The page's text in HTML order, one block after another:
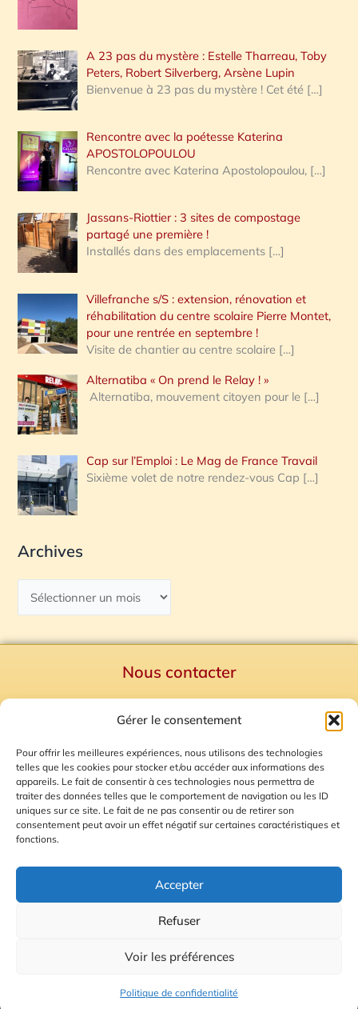
Gérer le consentement
Pour offrir les meilleures expériences, nous utilisons des technologies
telles que les cookies pour stocker et/ou accéder aux informations des
appareils. Le fait de consentir à ces technologies nous permettra de
traiter des données telles que le comportement de navigation ou les ID
uniques sur ce site. Le fait de ne pas consentir ou de retirer son
consentement peut avoir un effet négatif sur certaines caractéristiques et
fonctions.
Accepter
Refuser
Voir les préférences
Politique de confidentialité
A 23 pas du mystère : Estelle Tharreau, Toby
Peters, Robert Silverberg, Arsène Lupin
Bienvenue à 23 pas du mystère ! Cet été […]
Rencontre avec la poétesse Katerina
APOSTOLOPOULOU
Rencontre avec Katerina Apostolopoulou, […]
Jassans-Riottier : 3 sites de compostage
partagé une première !
Installés dans des emplacements […]
Villefranche s/S : extension, rénovation et
réhabilitation du centre scolaire Pierre Montet,
pour une rentrée en septembre !
Visite de chantier au centre scolaire […]
Alternatiba « On prend le Relay ! »
Alternatiba, mouvement citoyen pour le […]
Cap sur l’Emploi : Le Mag de France Travail
Sixième volet de notre rendez-vous Cap […]
Archives
Nous contacter
Mentions Légales
Plan du site
Gestion des Cookies
© 2026 Radio Calade